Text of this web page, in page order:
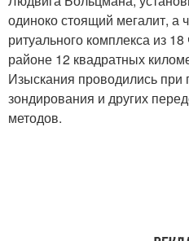
одиноко стоящий мегалит, а
ритуального комплекса из
районе 12 квадратных
Изыскания проводились
зондирования и других
методов.